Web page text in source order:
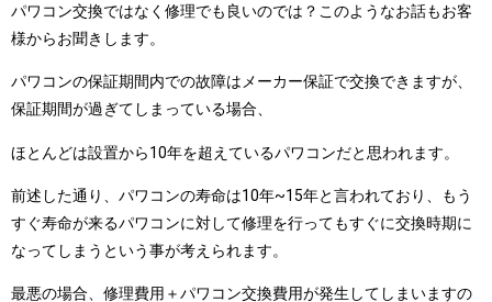
パワコン交換ではなく修理でも良いのでは？このようなお話もお客
様からお聞きします。
パワコンの保証期間内での故障はメーカー保証で交換できますが、
保証期間が過ぎてしまっている場合、
ほとんどは設置から10年を超えているパワコンだと思われます。
前述した通り、パワコンの寿命は10年~15年と言われており、もう
すぐ寿命が来るパワコンに対して修理を行ってもすぐに交換時期に
なってしまうという事が考えられます。
最悪の場合、修理費用＋パワコン交換費用が発生してしまいますの